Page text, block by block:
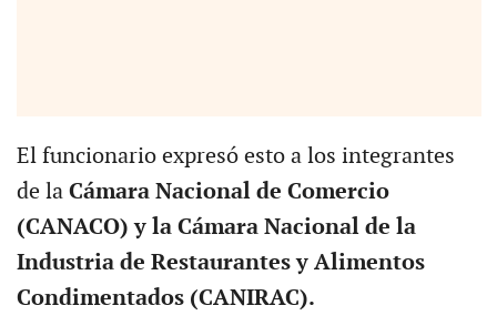
El funcionario expresó esto a los integrantes
de laCámara Nacional de Comercio
(CANACO) y la Cámara Nacional de la
Industria de Restaurantes y Alimentos
Condimentados (CANIRAC).